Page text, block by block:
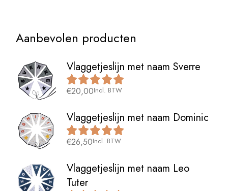
Aanbevolen producten
Vlaggetjeslijn met naam Sverre
€20,00Incl. BTW
Vlaggetjeslijn met naam Dominic
€26,50Incl. BTW
Vlaggetjeslijn met naam Leo
Tuter